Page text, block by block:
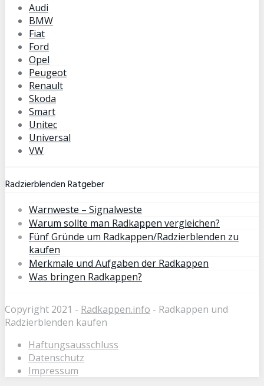
Audi
BMW
Fiat
Ford
Opel
Peugeot
Renault
Skoda
Smart
Unitec
Universal
VW
Radzierblenden Ratgeber
Warnweste – Signalweste
Warum sollte man Radkappen vergleichen?
Fünf Gründe um Radkappen/Radzierblenden zu
kaufen
Merkmale und Aufgaben der Radkappen
Was bringen Radkappen?
Copyright 2021 - Radkappen.info - Radkappen und
Radzierblenden kaufen
Haftungsausschluss
Datenschutz
Impressum